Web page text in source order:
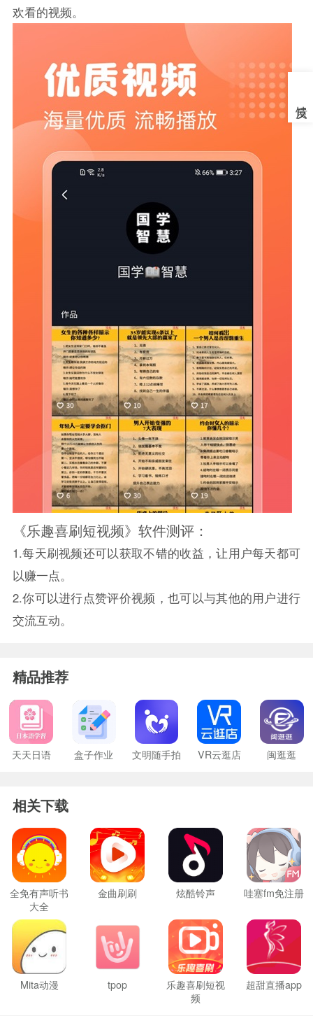
欢看的视频。
《乐趣喜刷短视频》软件测评：
1.每天刷视频还可以获取不错的收益，让用户每天都可
以赚一点。
2.你可以进行点赞评价视频，也可以与其他的用户进行
交流互动。
精品推荐
天天日语 盒子作业 文明随手拍 VR云逛店 闽逛逛
相关下载
全免有声听书
大全
金曲刷刷 炫酷铃声 哇塞fm免注册
Mita动漫 tpop
乐趣喜刷短视
频
超甜直播app